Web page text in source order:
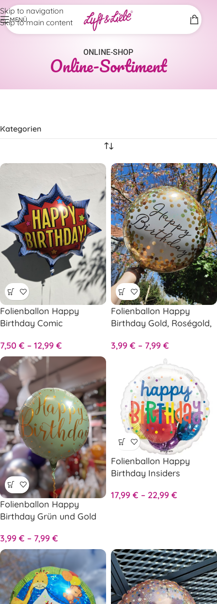
Skip to navigation
Skip to main content
MENÜ
ONLINE-SHOP
Online-Sortiment
Kategorien
Folienballon Happy
Birthday Comic
7,50 € – 12,99 €
Folienballon Happy
Birthday Gold, Roségold,
3,99 € – 7,99 €
Folienballon Happy
Birthday Grün und Gold
3,99 € – 7,99 €
Folienballon Happy
Birthday Insiders
17,99 € – 22,99 €